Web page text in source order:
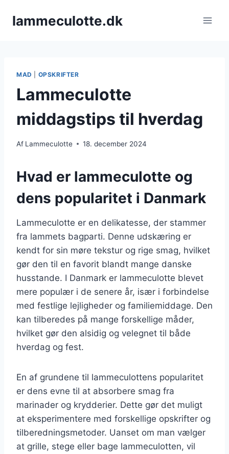
lammeculotte.dk
MAD OPSKRIFTER
Lammeculotte
middagstips til hverdag
Af Lammeculotte 18. december 2024
Hvad er lammeculotte og
dens popularitet i Danmark
Lammeculotte er en delikatesse, der stammer
fra lammets bagparti. Denne udskæring er
kendt for sin møre tekstur og rige smag, hvilket
gør den til en favorit blandt mange danske
husstande. I Danmark er lammeculotte blevet
mere populær i de senere år, især i forbindelse
med festlige lejligheder og familiemiddage. Den
kan tilberedes på mange forskellige måder,
hvilket gør den alsidig og velegnet til både
hverdag og fest.
En af grundene til lammeculottens popularitet
er dens evne til at absorbere smag fra
marinader og krydderier. Dette gør det muligt
at eksperimentere med forskellige opskrifter og
tilberedningsmetoder. Uanset om man vælger
at grille, stege eller bage lammeculotten, vil